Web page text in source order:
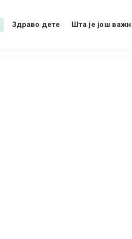
Здраво дете Шта је још